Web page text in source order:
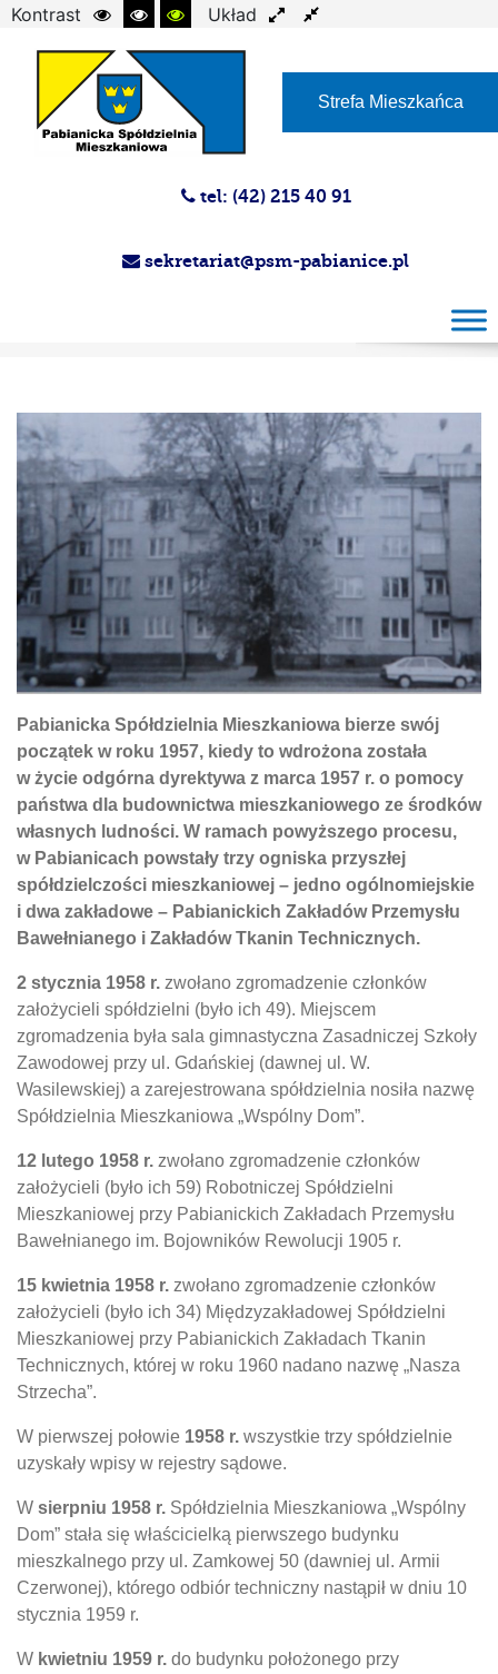
Kontrast
Układ
Strefa Mieszkańca
tel: (42) 215 40 91
sekretariat@psm-pabianice.pl
Pabianicka Spółdzielnia Mieszkaniowa bierze swój
początek w roku 1957, kiedy to wdrożona została
w życie odgórna dyrektywa z marca 1957 r. o pomocy
państwa dla budownictwa mieszkaniowego ze środków
własnych ludności. W ramach powyższego procesu,
w Pabianicach powstały trzy ogniska przyszłej
spółdzielczości mieszkaniowej – jedno ogólnomiejskie
i dwa zakładowe – Pabianickich Zakładów Przemysłu
Bawełnianego i Zakładów Tkanin Technicznych.
2 stycznia 1958 r. zwołano zgromadzenie członków
założycieli spółdzielni (było ich 49). Miejscem
zgromadzenia była sala gimnastyczna Zasadniczej Szkoły
Zawodowej przy ul. Gdańskiej (dawnej ul. W.
Wasilewskiej) a zarejestrowana spółdzielnia nosiła nazwę
Spółdzielnia Mieszkaniowa „Wspólny Dom”.
12 lutego 1958 r. zwołano zgromadzenie członków
założycieli (było ich 59) Robotniczej Spółdzielni
Mieszkaniowej przy Pabianickich Zakładach Przemysłu
Bawełnianego im. Bojowników Rewolucji 1905 r.
15 kwietnia 1958 r. zwołano zgromadzenie członków
założycieli (było ich 34) Międzyzakładowej Spółdzielni
Mieszkaniowej przy Pabianickich Zakładach Tkanin
Technicznych, której w roku 1960 nadano nazwę „Nasza
Strzecha”.
W pierwszej połowie 1958 r. wszystkie trzy spółdzielnie
uzyskały wpisy w rejestry sądowe.
W sierpniu 1958 r. Spółdzielnia Mieszkaniowa „Wspólny
Dom” stała się właścicielką pierwszego budynku
mieszkalnego przy ul. Zamkowej 50 (dawniej ul. Armii
Czerwonej), którego odbiór techniczny nastąpił w dniu 10
stycznia 1959 r.
W kwietniu 1959 r. do budynku położonego przy